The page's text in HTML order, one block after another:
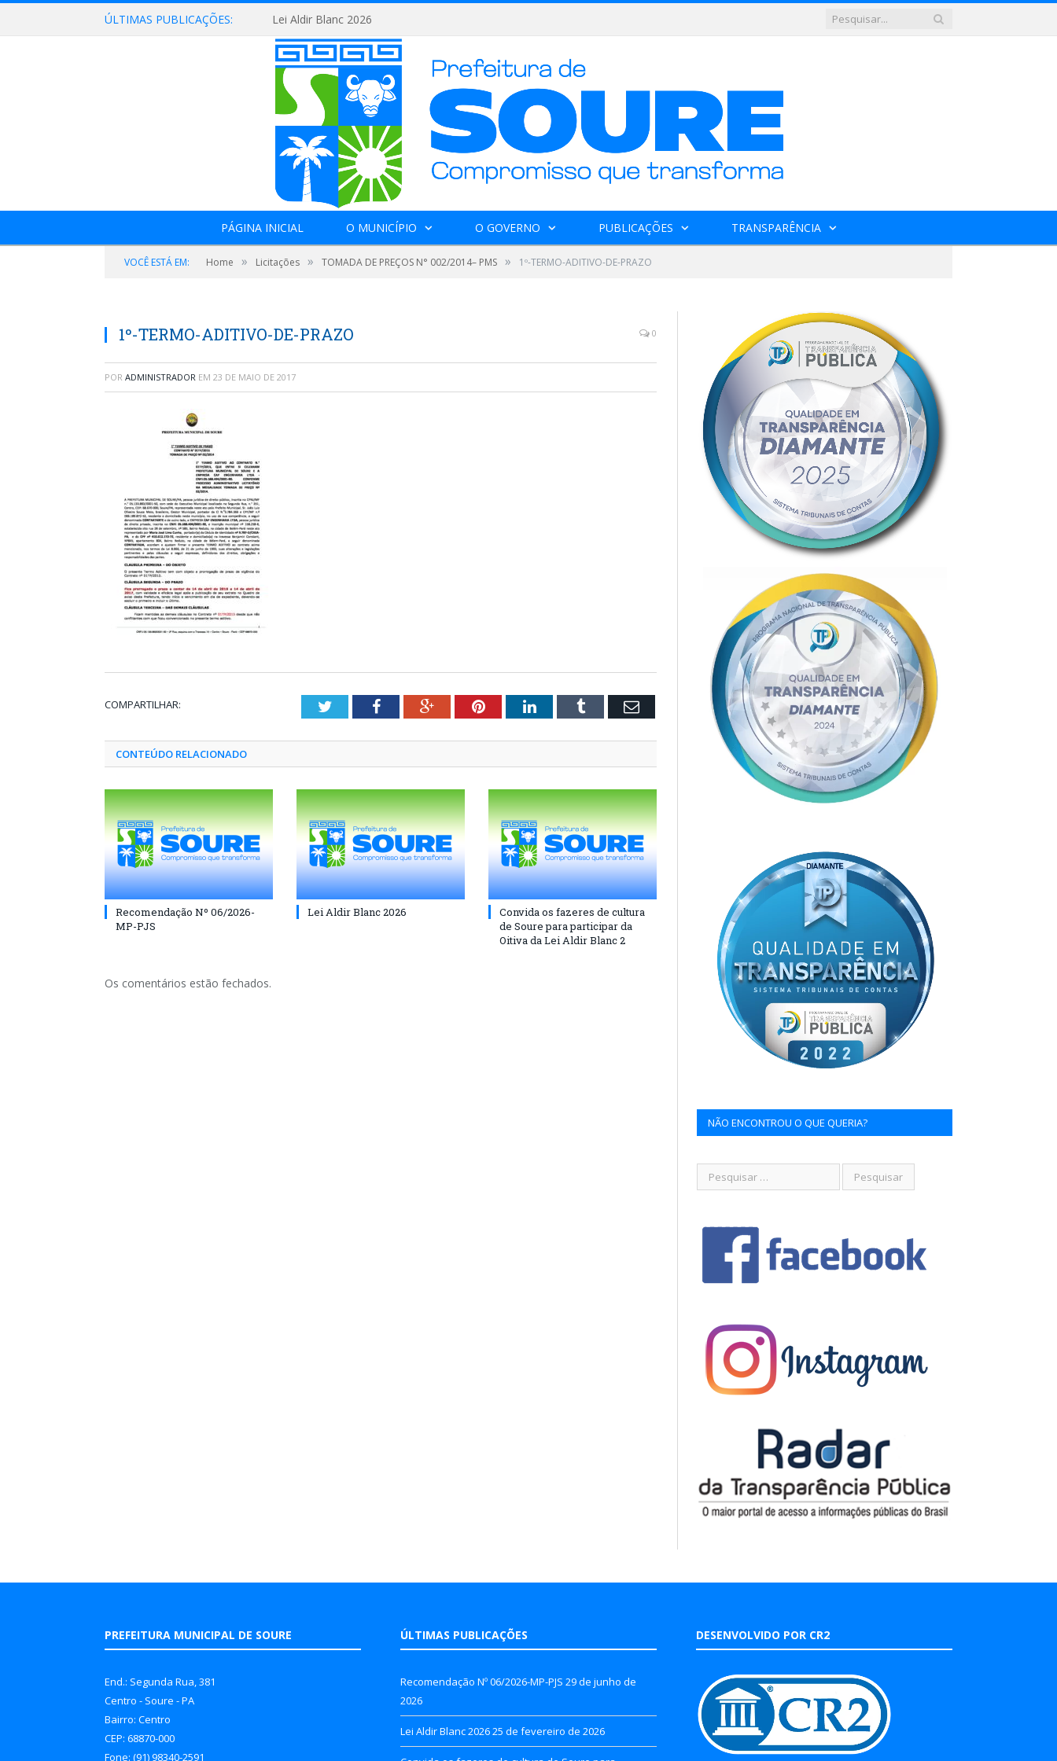
ÚLTIMAS PUBLICAÇÕES: Lei Aldir Blanc 2026
PÁGINA INICIAL O MUNICÍPIO O GOVERNO PUBLICAÇÕES TRANSPARÊNCIA
VOCÊ ESTÁ EM: Home » Licitações » TOMADA DE PREÇOS N° 002/2014– PMS » 1º-TERMO-ADITIVO-DE-PRAZO
1º-TERMO-ADITIVO-DE-PRAZO 0
POR ADMINISTRADOR EM 23 DE MAIO DE 2017
COMPARTILHAR: TwitterFacebookGoogle+PinterestLinkedInTumblr Email
CONTEÚDO RELACIONADO
Recomendação Nº 06/2026-
MP-PJS
Lei Aldir Blanc 2026
Convida os fazeres de cultura
de Soure para participar da
Oitiva da Lei Aldir Blanc 2
Os comentários estão fechados.
NÃO ENCONTROU O QUE QUERIA?
PREFEITURA MUNICIPAL DE SOURE
End.: Segunda Rua, 381
Centro - Soure - PA
Bairro: Centro
CEP: 68870-000
Fone: (91) 98340-2591
ÚLTIMAS PUBLICAÇÕES
Recomendação Nº 06/2026-MP-PJS 29 de junho de
2026
Lei Aldir Blanc 202625 de fevereiro de 2026
DESENVOLVIDO POR CR2